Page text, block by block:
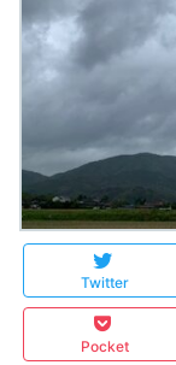
Twitter
Pocket